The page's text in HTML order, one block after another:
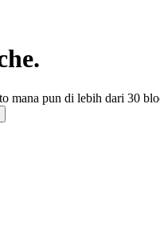
.
mana pun di lebih dari 30